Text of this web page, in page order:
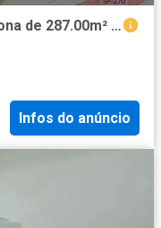
Casa para alugar em Vila Barcelona de 287.00m² com 4 Quartos, 1 Suite e 1 Garagem
Infos do anúncio